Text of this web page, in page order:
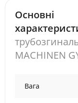
Основні
MACHINEN
Вага